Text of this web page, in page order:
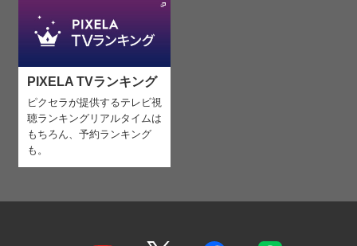
PIXELA TVランキング
ピクセラが提供するテレビ視
聴ランキング リアルタイムは
もちろん、予約ランキング
も。